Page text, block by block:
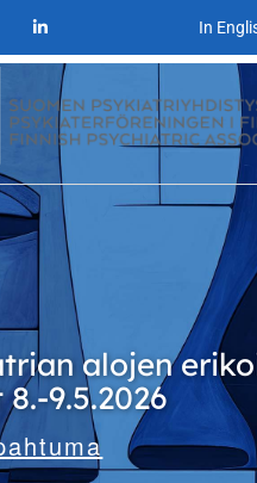
In
alojen
9.5.2026